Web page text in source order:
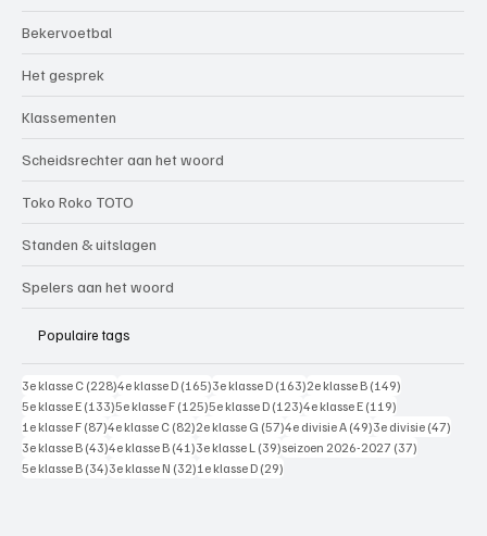
Bekervoetbal
Het gesprek
Klassementen
Scheidsrechter aan het woord
Toko Roko TOTO
Standen & uitslagen
Spelers aan het woord
Populaire tags
3e klasse C (228)228 posts
4e klasse D (165)165 posts
3e klasse D (163)163 posts
2e klasse B (149)
5e klasse E (133)133 posts
5e klasse F (125)125 posts
5e klasse D (123)123 posts
4e klasse E (119)
1e klasse F (87)87 posts
4e klasse C (82)82 posts
2e klasse G (57)57 posts
4e divisie A (49)49 posts
3e divisie (47)
3e klasse B (43)43 posts
4e klasse B (41)41 posts
3e klasse L (39)39 posts
seizoen 2026-2027 (37)
5e klasse B (34)34 posts
3e klasse N (32)32 posts
1e klasse D (29)